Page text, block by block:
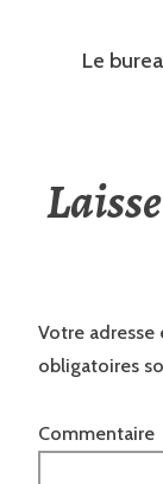
Le
Votre adresse
obligatoires
Commentaire